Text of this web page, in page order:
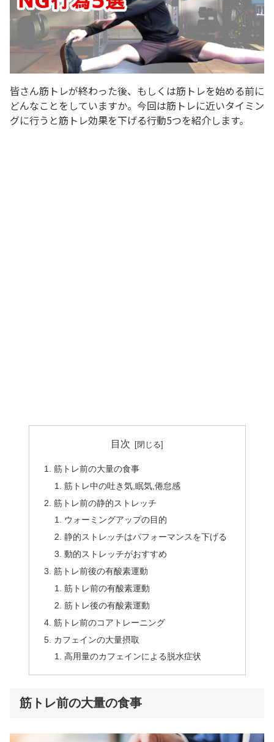
皆さん筋トレが終わった後、もしくは筋トレを始める前に
どんなことをしていますか。 今回は筋トレに近いタイミン
グに行うと筋トレ効果を下げる行動5つを紹介します。
目次
筋トレ前の大量の食事
筋トレ中の吐き気,眠気,倦怠感
筋トレ前の静的ストレッチ
ウォーミングアップの目的
静的ストレッチはパフォーマンスを下げる
動的ストレッチがおすすめ
筋トレ前後の有酸素運動
筋トレ前の有酸素運動
筋トレ後の有酸素運動
筋トレ前のコアトレーニング
カフェインの大量摂取
高用量のカフェインによる脱水症状
筋トレ前の大量の食事